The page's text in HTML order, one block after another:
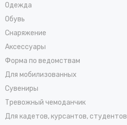
Одежда
Обувь
Снаряжение
Аксессуары
Форма по ведомствам
Для мобилизованных
Сувениры
Тревожный чемоданчик
Для кадетов, курсантов, студентов